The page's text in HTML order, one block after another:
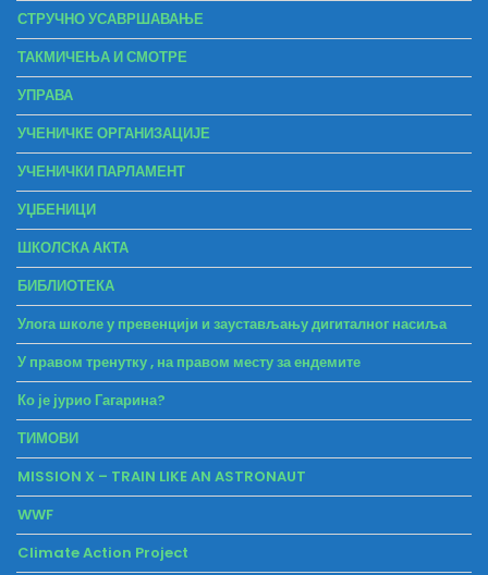
СТРУЧНО УСАВРШАВАЊЕ
ТАКМИЧЕЊА И СМОТРЕ
УПРАВА
УЧЕНИЧКЕ ОРГАНИЗАЦИЈЕ
УЧЕНИЧКИ ПАРЛАМЕНТ
УЏБЕНИЦИ
ШКОЛСКА АКТА
БИБЛИОТЕКА
Улога школе у превенцији и заустављању дигиталног насиља
У правом тренутку , на правом месту за ендемите
Ко је јурио Гагарина?
ТИМОВИ
MISSION X – TRAIN LIKE AN ASTRONAUT
WWF
Climate Action Project